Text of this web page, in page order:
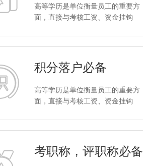
高等学历是单位衡量员工的重要方
面，直接与考核工资、资金挂钩
积分落户必备
高等学历是单位衡量员工的重要方
面，直接与考核工资、资金挂钩
考职称，评职称必备